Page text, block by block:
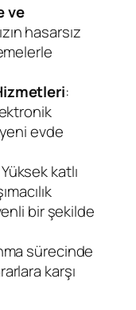
ve
hasarsız
:
evde
katlı
bir şekilde
sürecinde
karşı